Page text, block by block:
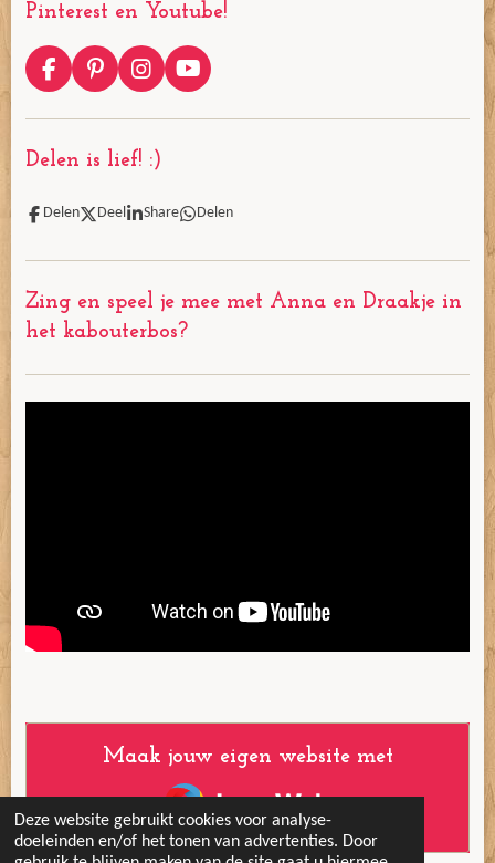
Deze website gebruikt cookies voor analyse-
doeleinden en/of het tonen van advertenties. Door
Pinterest en Youtube!
F
a
c
b
o
P
i
n
e
e
s
I
n
s
a
r
a
Y
o
u
e
Delen is lief! :)
Delen Deel Share Delen
Zing en speel je mee met Anna en Draakje in
het kabouterbos?
Maak jouw eigen website met
JouwWeb